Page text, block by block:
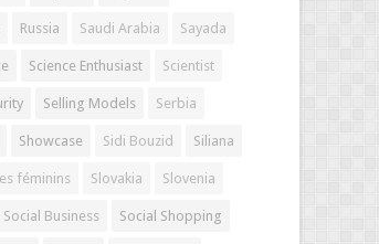
Russia Saudi Arabia Sayada
Science Enthusiast Scientist
Selling Models Serbia
Showcase Sidi Bouzid Siliana
féminins Slovakia Slovenia
Social Business Social Shopping